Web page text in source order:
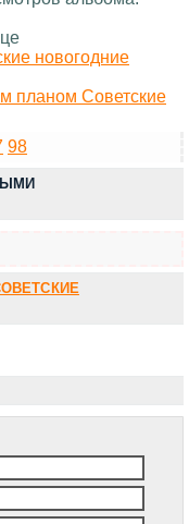
новогодние
планом Советские
98